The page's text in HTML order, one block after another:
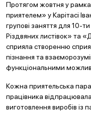
Протягом жовтня у
приятелем» у Карітасі
групові заняття для 10-
Різдвяних листівок» та
сприяла створенню
пізнання та
функціональними
Кожна приятельська
працівника
виготовлення виробів із